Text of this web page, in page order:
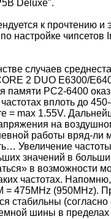
Deluxe".
к прочтению и
настройке чипсетов
случаев
2 DUO E6300/
памяти PC2-6400
вплоть до
= max 1.55V.
на
работы вряд-ли
Увеличение
значений в
в возможности
частотах.
= 475MHz (950MHz).
стабильны (согласно
шины в